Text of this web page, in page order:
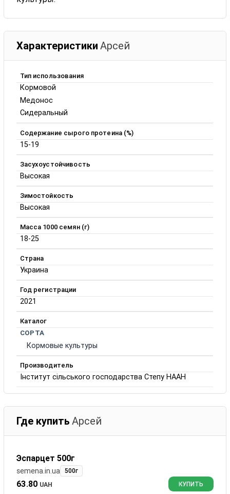
Характеристики Арсей
Тип использования
Кормовой
Медонос
Сидеральный
Содержание сырого протеина (%)
15-19
Засухоустойчивость
Высокая
Зимостойкость
Высокая
Масса 1000 семян (г)
18-25
Страна
Украина
Год регистрации
2021
Каталог
СОРТА
Кормовые культуры
Производитель
Інститут сільського господарства Степу НААН
Где купить Арсей
Эспарцет 500г
semena.in.ua 500г
63.80 UAH КУПИТЬ